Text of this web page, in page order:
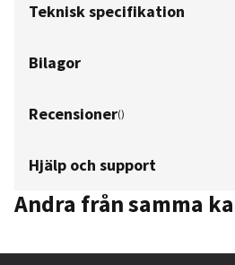
Teknisk specifikation
Bilagor
Recensioner()
Hjälp och support
Andra från samma